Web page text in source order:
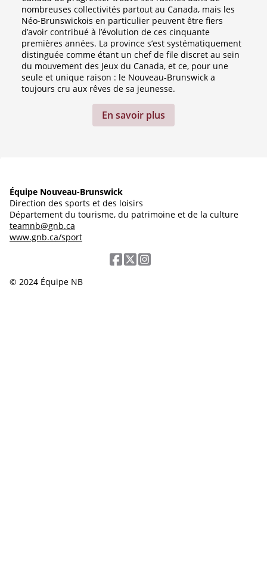
nombreuses collectivités partout au Canada, mais les
Néo-Brunswickois en particulier peuvent être fiers
d’avoir contribué à l’évolution de ces cinquante
premières années. La province s’est systématiquement
distinguée comme étant un chef de file discret au sein
du mouvement des Jeux du Canada, et ce, pour une
seule et unique raison : le Nouveau-Brunswick a
toujours cru aux rêves de sa jeunesse.
En savoir plus
Équipe Nouveau-Brunswick
Direction des sports et des loisirs
Département du tourisme, du patrimoine et de la culture
teamnb@gnb.ca
www.gnb.ca/sport
© 2024 Équipe NB